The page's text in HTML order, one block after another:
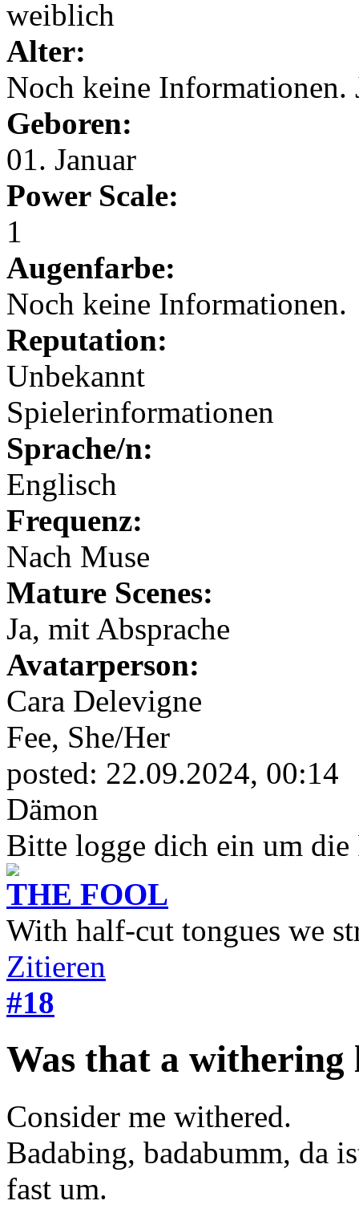
weiblich
Alter:
Noch keine Informationen.
Geboren:
01. Januar
Power Scale:
1
Augenfarbe:
Noch keine Informationen.
Reputation:
Unbekannt
Spielerinformationen
Sprache/n:
Englisch
Frequenz:
Nach Muse
Mature Scenes:
Ja, mit Absprache
Avatarperson:
Cara Delevigne
Fee, She/Her
posted: 22.09.2024, 00:14
Dämon
Bitte logge dich ein um die
THE FOOL
With half-cut tongues we
Zitieren
#18
Was that a withering
Consider me withered.
Badabing, badabumm, da
fast um.